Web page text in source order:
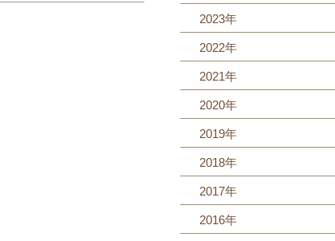
2023年
2022年
2021年
2020年
2019年
2018年
2017年
2016年